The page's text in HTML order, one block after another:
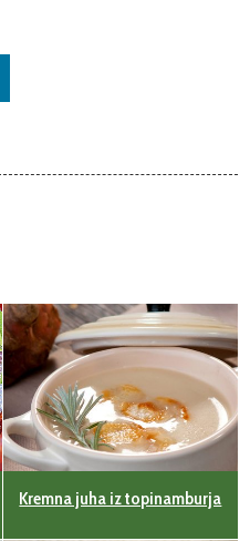
Kremna juha iz topinamburja